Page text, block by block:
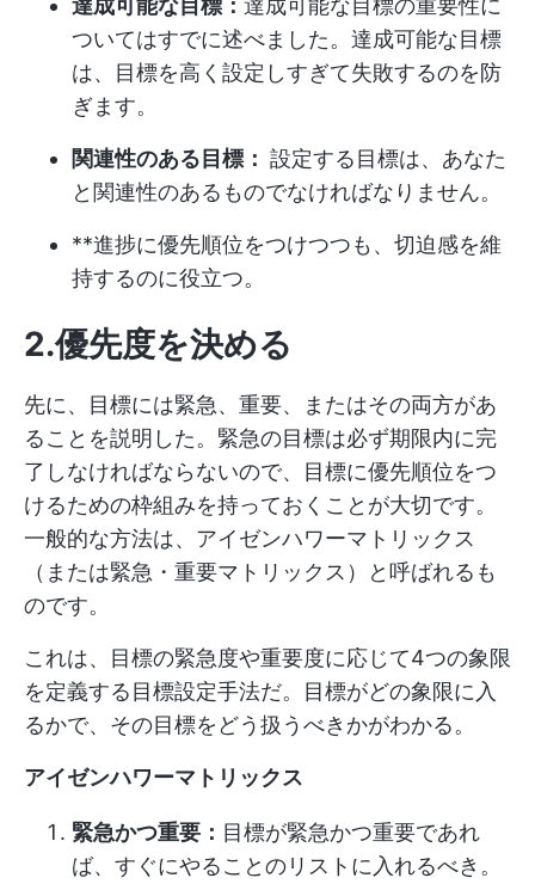
達成可能な目標： 達成可能な目標の重要性に
ついてはすでに述べました。達成可能な目標
は、目標を高く設定しすぎて失敗するのを防
ぎます。
関連性のある目標： 設定する目標は、あなた
と関連性のあるものでなければなりません。
**進捗に優先順位をつけつつも、切迫感を維
持するのに役立つ。
2.優先度を決める
先に、目標には緊急、重要、またはその両方があ
ることを説明した。緊急の目標は必ず期限内に完
了しなければならないので、目標に優先順位をつ
けるための枠組みを持っておくことが大切です。
一般的な方法は、アイゼンハワーマトリックス
（または緊急・重要マトリックス）と呼ばれるも
のです。
これは、目標の緊急度や重要度に応じて4つの象限
を定義する目標設定手法だ。目標がどの象限に入
るかで、その目標をどう扱うべきかがわかる。
アイゼンハワーマトリックス
緊急かつ重要： 目標が緊急かつ重要であれ
ば、すぐにやることのリストに入れるべき。